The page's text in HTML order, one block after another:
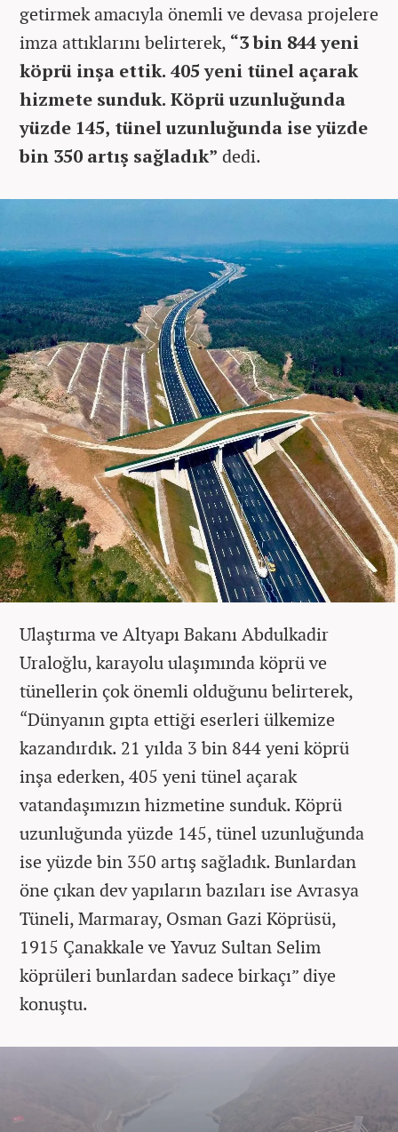
getirmek amacıyla önemli ve devasa projelere
imza attıklarını belirterek, “3 bin 844 yeni
köprü inşa ettik. 405 yeni tünel açarak
hizmete sunduk. Köprü uzunluğunda
yüzde 145, tünel uzunluğunda ise yüzde
bin 350 artış sağladık” dedi.
Ulaştırma ve Altyapı Bakanı Abdulkadir
Uraloğlu, karayolu ulaşımında köprü ve
tünellerin çok önemli olduğunu belirterek,
“Dünyanın gıpta ettiği eserleri ülkemize
kazandırdık. 21 yılda 3 bin 844 yeni köprü
inşa ederken, 405 yeni tünel açarak
vatandaşımızın hizmetine sunduk. Köprü
uzunluğunda yüzde 145, tünel uzunluğunda
ise yüzde bin 350 artış sağladık. Bunlardan
öne çıkan dev yapıların bazıları ise Avrasya
Tüneli, Marmaray, Osman Gazi Köprüsü,
1915 Çanakkale ve Yavuz Sultan Selim
köprüleri bunlardan sadece birkaçı” diye
konuştu.